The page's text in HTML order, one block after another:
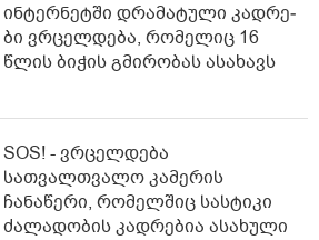
ინ­ტერ­ნეტ­ში დრა­მა­ტუ­ლი კად­რე­
ბი ვრცელდება, რომელიც 16
წლის ბიჭის გმირობას ასახავს
SOS! - ვრცელდება
სათვალთვალო კამერის
ჩანაწერი, რომელშიც სასტიკი
ძალადობის კადრებია ასახული